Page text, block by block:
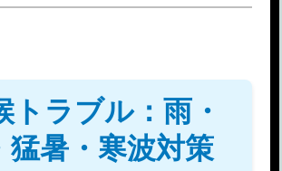
トラブル：雨・
猛暑・寒波対策